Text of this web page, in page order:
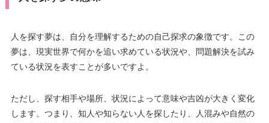
人を探す夢は、自分を理解するための自己探求の象徴です。この
夢は、現実世界で何かを追い求めている状況や、問題解決を試み
ている状況を表すことが多いですよ。
ただし、探す相手や場所、状況によって意味や吉凶が大きく変化
します。つまり、知人や知らない人を探したり、人混みや自然の